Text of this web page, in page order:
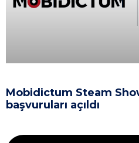
Mobidictum Steam
başvuruları açıldı